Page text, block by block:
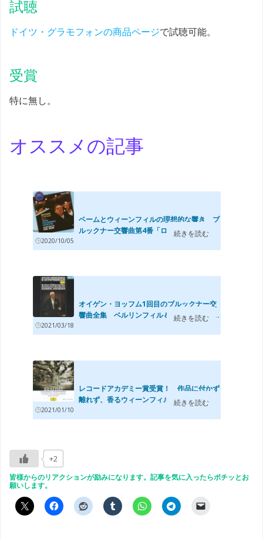
試聴
ドイツ・グラモフォンの商品ページで試聴可能。
受賞
特に無し。
オススメの記事
ベームとウィーンフィルの理想的な響き ブ
ルックナー交響曲第4番「ロマンティック...
2020/10/05
続きを読む
オイゲン・ヨッフム1回目のブルックナー交
響曲全集 ベルリンフィル＆バイエルン放...
2021/03/18
続きを読む
レコードアカデミー賞受賞！ 作品に付かず
離れず、香るウィーンフィルの響き ブ...
2021/01/10
続きを読む
+2
皆様からのリアクションが励みになります。記事を気に入ったらポチッとお
願いします。